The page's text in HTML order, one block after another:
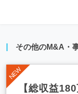
その他のM&A・
【総収益